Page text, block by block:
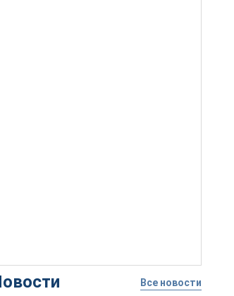
Все новости